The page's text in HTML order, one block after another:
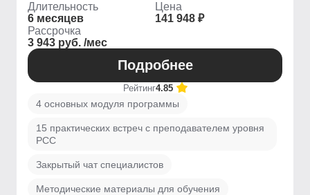
Длительность
6 месяцев
Цена
141 948 ₽
Рассрочка
3 943 руб. /мес
Подробнее
Рейтинг4.85
4 основных модуля программы
15 практических встреч с преподавателем уровня
PCC
Закрытый чат специалистов
Методические материалы для обучения